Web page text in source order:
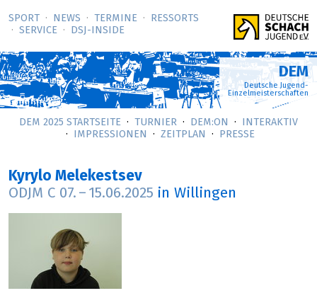
SPORT NEWS TERMINE
RESSORTS
SERVICE
DSJ-­INSIDE
DEM
Deutsche Jugend-
Einzelmeisterschaften
DEM 2025 STARTSEITE TURNIER DEM:ON
INTERAKTIV
IMPRESSIONEN
ZEITPLAN PRESSE
Kyrylo Melekestsev
ODJM C 07. – 15.06.2025 in Willingen